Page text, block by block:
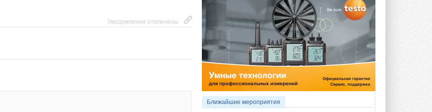
Уведомления отключены
Гибридный тепловой насос PV/T
с одним общим испарителем
Исследователи предложили
конструкцию двухисточникового ...
5 АВГУСТА 2026
21-й ежегодный форум
«ЦОД-2026»
Мероприятие пройдет 2-3 сентября в
отеле Radisson Slavyanskaya. Форум
посетит более двух тысяч участников ...
5 АВГУСТА 2026
Ближайшие мероприятия